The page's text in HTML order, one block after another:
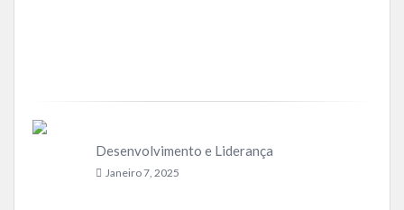
Desenvolvimento e Liderança
Janeiro 7, 2025